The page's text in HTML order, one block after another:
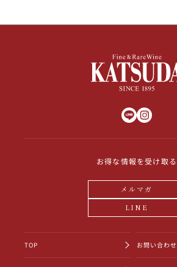
お得な情報を受け取る
メルマガ
LINE
TOP お問い合わせ